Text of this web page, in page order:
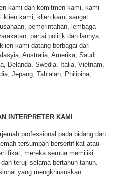
kami dan komitmen kami, kami
klien kami, klien kami sangat
pemerintahan, lembaga
partai politik dan lannya,
kami datang berbagai dari
Australia, Amerika, Saudi
Belanda, Swedia, Italia, Vietnam,
Jepang, Tahialan, Philipina,
INTERPRETER KAMI
professional pada bidang dan
tersumpah bersertifikat atau
mereka semua memiliki
teruji selama bertahun-tahun.
yang mengkhususkan